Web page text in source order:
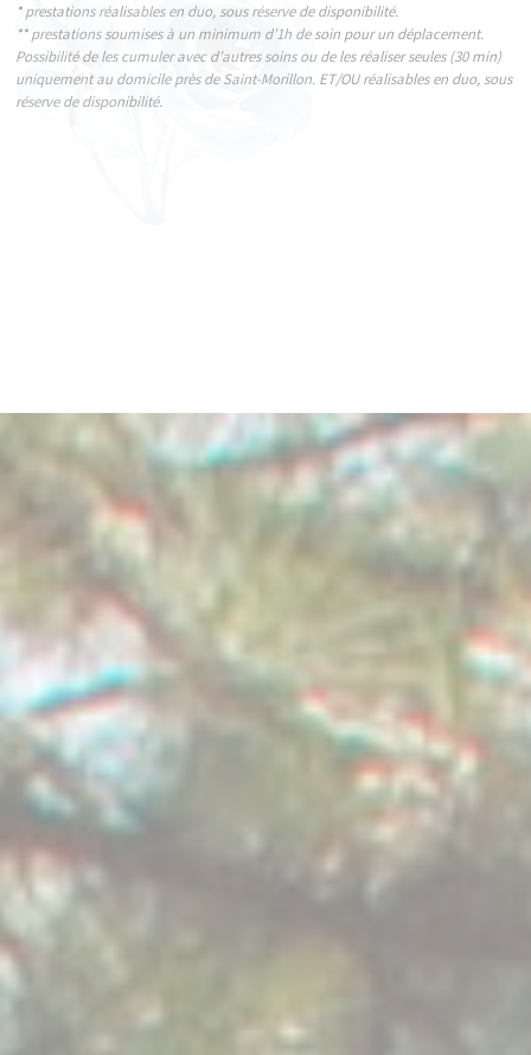
* prestations réalisables en duo, sous réserve de disponibilité.
** prestations soumises à un minimum d’1h de soin pour un déplacement.
Possibilité de les cumuler avec d’autres soins ou de les réaliser seules (30 min)
uniquement au domicile près de Saint-Morillon. ET/OU réalisables en duo, sous
réserve de disponibilité.